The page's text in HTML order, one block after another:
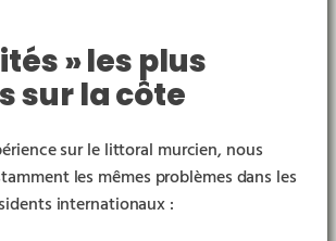
» les plus
sur la côte
sur le littoral murcien, nous
les mêmes problèmes dans les
internationaux :